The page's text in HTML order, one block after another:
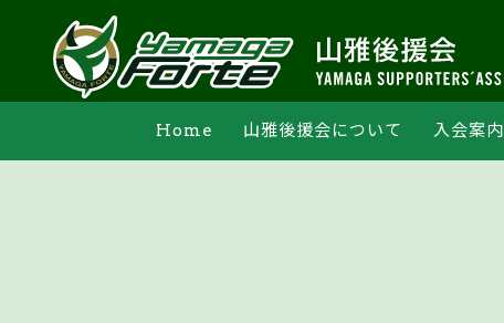
Home 山雅後援会について 入会案内